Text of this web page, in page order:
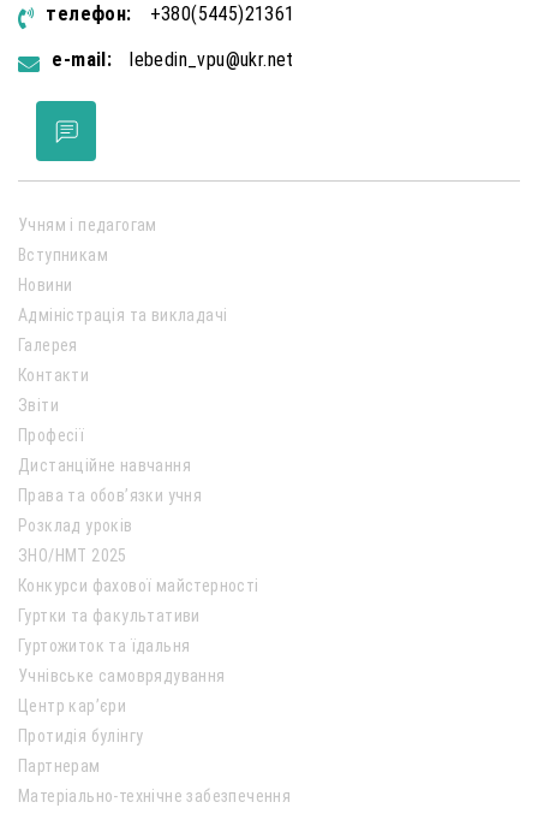
телефон:
+380(5445)21361
e-mail:
lebedin_vpu@ukr.net
Учням і педагогам
Вступникам
Новини
Адміністрація та викладачі
Галерея
Контакти
Звіти
Професії
Дистанційне навчання
Права та обов’язки учня
Розклад уроків
ЗНО/НМТ 2025
Конкурси фахової майстерності
Гуртки та факультативи
Гуртожиток та їдальня
Учнівське самоврядування
Центр кар’єри
Протидія булінгу
Партнерам
Матеріально-технічне забезпечення